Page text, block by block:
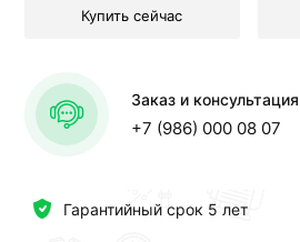
Гарантийный срок 5 лет
Купить сейчас
Заказ и
+7 (986) 000 08 07